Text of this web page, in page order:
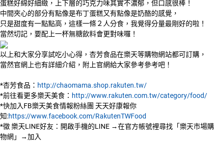
蛋糕好綿好細緻，上下層的巧克力味其實不濃郁，但口感很棒！
中間夾心的部分有點像是布丁蛋糕又有點像是奶酪的感覺，
只是甜度有一點點高，這樣一條２人分食，我覺得分量最剛好的啦！
當然切記，要配上一杯無糖飲料會更對味囉！
以上和大家分享試吃小心得，杏芳食品在樂天等購物網站都可訂購，
當然官網上也有詳細介紹，附上官網給大家參考參考吧！
*杏芳食品： http://chaomama.shop.rakuten.tw/
*前往看更多樂天美食： http://www.rakuten.com.tw/category/food/
*快加入FB樂天美食情報粉絲團 天天好康報你
知:https://www.facebook.com/RakutenTWFood
*徵 樂天LINE好友：開啟手機的LINE →在官方帳號裡尋找「樂天市場購
物網」→加入